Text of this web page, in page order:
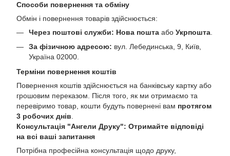
Способи повернення та обміну
Обмін і повернення товарів здійснюється:
Через поштові служби: Нова пошта або Укрпошта
За фізичною адресою: вул. Лебединська, 9, Київ,
Україна 02000.
Терміни повернення коштів
Повернення коштів здійснюється на банківську картку або
грошовим переказом. Після того, як ми отримаємо та
перевіримо товар, кошти будуть повернені вам протягом
3 робочих днів
Консультація "Ангели Друку": Отримайте відповіді
на всі ваші запитання
Потрібна професійна консультація щодо друку,